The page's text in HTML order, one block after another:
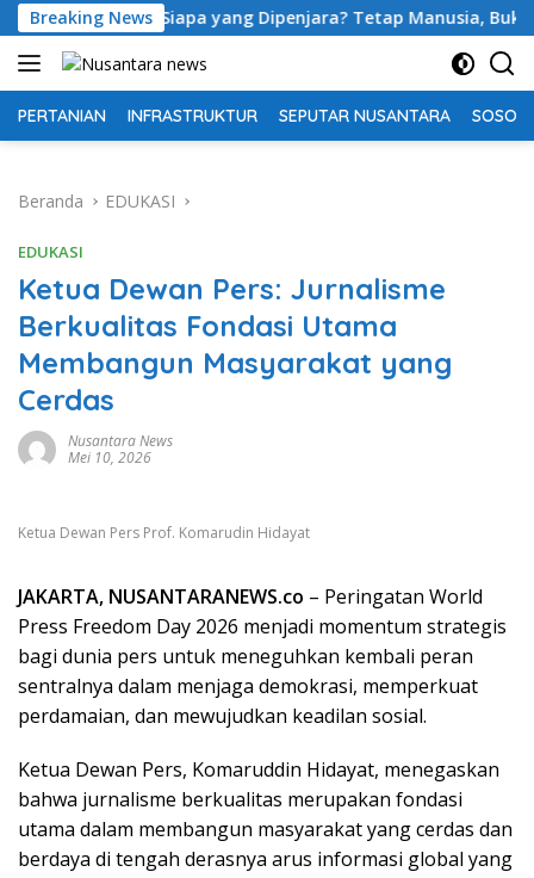
Langsung
ke
konten
Breaking News
Siapa yang Dipenjara? Tetap Manusia, Bukan Mesin!
PERTANIAN INFRASTRUKTUR SEPUTAR NUSANTARA SOSOK
Beranda EDUKASI
EDUKASI
Ketua Dewan Pers: Jurnalisme
Berkualitas Fondasi Utama
Membangun Masyarakat yang
Cerdas
Nusantara News
Mei 10, 2026
Ketua Dewan Pers Prof. Komarudin Hidayat
JAKARTA, NUSANTARANEWS.co – Peringatan World
Press Freedom Day 2026 menjadi momentum strategis
bagi dunia pers untuk meneguhkan kembali peran
sentralnya dalam menjaga demokrasi, memperkuat
perdamaian, dan mewujudkan keadilan sosial.
Ketua Dewan Pers, Komaruddin Hidayat, menegaskan
bahwa jurnalisme berkualitas merupakan fondasi
utama dalam membangun masyarakat yang cerdas dan
berdaya di tengah derasnya arus informasi global yang